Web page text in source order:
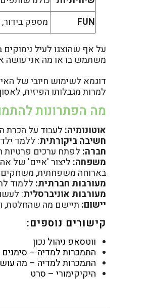
FUN
מספק בידור,
על אף שהוצגו לעיל
משתמש בו או מה אני עושה
דוגמא לשימוש חיובי של
למרות מגבלותו הפיזית,
מה הפתרונות
אוטונומיה: לעבוד על הכרת
חשיבה ביקורתית: ללמד
חברה: לפתח ערכים פרטיות
משפחה: ליצור 'איים' של
בארוחה משפחתית, משחקים
מעורבות חברתית: ללמוד
מעורבות אוניברסלית:
יישום: תיישם מה שהחלטת,
קישורים נוספים:
ווטסאפ ניהול נכון
התמכרות למדיה – סימנים
התמכרות למדיה – מה
היקיקימורי – סרט